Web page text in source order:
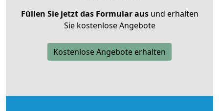
Füllen Sie jetzt das Formular ausund erhalten
Sie kostenlose Angebote
Kostenlose Angebote erhalten